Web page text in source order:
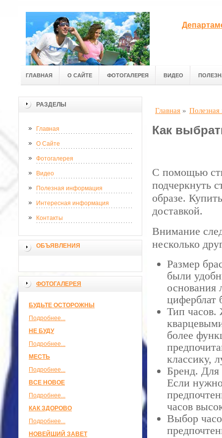
ГЛАВНАЯ О САЙТЕ ФОТОГАЛЕРЕЯ ВИДЕО
РАЗДЕЛЫ
Главная
О Сайте
Фотогалерея
Видео
Полезная информация
Интересная информация
Контакты
ОБЪЯВЛЕНИЯ
ФОТОГАЛЕРЕЯ
БУДЬТЕ ОСТОРОЖНЫ
Подробнее...
НЕ БУДУ
Подробнее...
МЕСТЬ
Подробнее...
ВСЕ НОВОЕ
Подробнее...
КАК ЗДОРОВО
Подробнее...
НОВЕЙШИЙ ЗАВЕТ
Главная »
Как
С помощью
подчеркнуть
образе.
доставкой.
Внимание
несколько
Размер
были
основания
циферблат
Тип часов.
более
классику,
Бренд. Для
Если
часов
Выбор